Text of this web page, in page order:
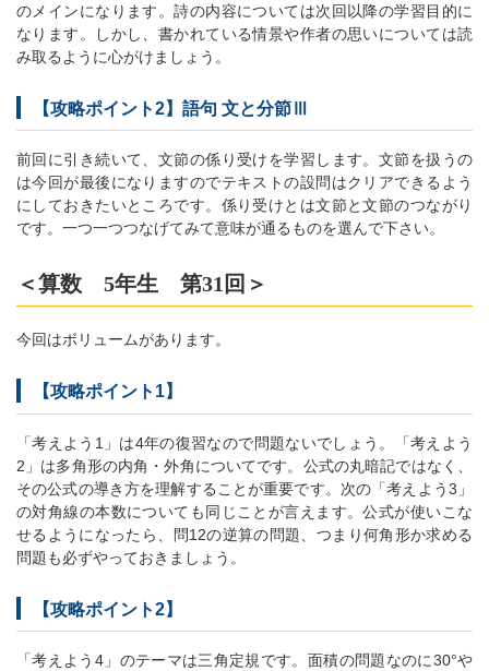
のメインになります。詩の内容については次回以降の学習目的に
なります。しかし、書かれている情景や作者の思いについては読
み取るように心がけましょう。
【攻略ポイント2】語句 文と分節Ⅲ
前回に引き続いて、文節の係り受けを学習します。文節を扱うの
は今回が最後になりますのでテキストの設問はクリアできるよう
にしておきたいところです。係り受けとは文節と文節のつながり
です。一つ一つつなげてみて意味が通るものを選んで下さい。
＜算数 5年生 第31回＞
今回はボリュームがあります。
【攻略ポイント1】
「考えよう1」は4年の復習なので問題ないでしょう。「考えよう
2」は多角形の内角・外角についてです。公式の丸暗記ではなく、
その公式の導き方を理解することが重要です。次の「考えよう3」
の対角線の本数についても同じことが言えます。公式が使いこな
せるようになったら、問12の逆算の問題、つまり何角形か求める
問題も必ずやっておきましょう。
【攻略ポイント2】
「考えよう4」のテーマは三角定規です。面積の問題なのに30°や